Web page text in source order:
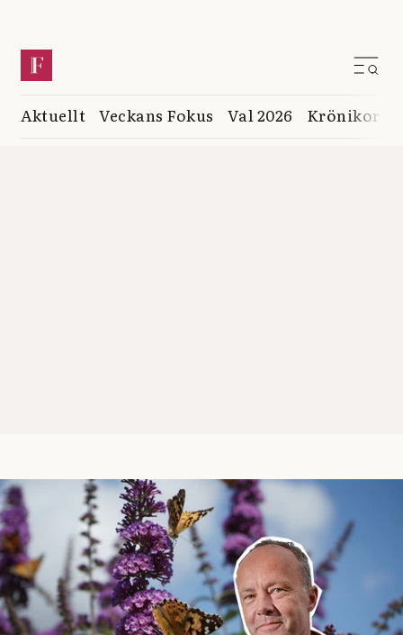
Aktuellt Veckans Fokus Val 2026 Krönikor